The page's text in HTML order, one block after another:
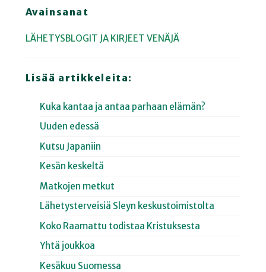
Avainsanat
LÄHETYSBLOGIT JA KIRJEET VENÄJÄ
Lisää artikkeleita:
Kuka kantaa ja antaa parhaan elämän?
Uuden edessä
Kutsu Japaniin
Kesän keskeltä
Matkojen metkut
Lähetysterveisiä Sleyn keskustoimistolta
Koko Raamattu todistaa Kristuksesta
Yhtä joukkoa
Kesäkuu Suomessa